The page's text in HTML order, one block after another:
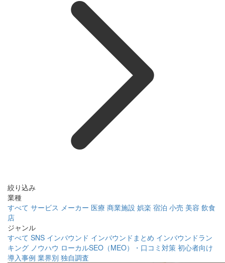
絞り込み
業種
すべて サービス メーカー 医療 商業施設 娯楽 宿泊 小売 美容 飲食
店
ジャンル
すべて SNS インバウンド インバウンドまとめ インバウンドラン
キング ノウハウ ローカルSEO（MEO）・口コミ対策 初心者向け
導入事例 業界別 独自調査